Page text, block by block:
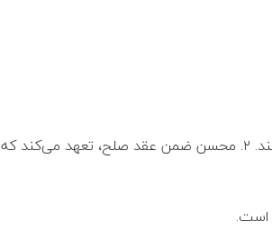
۱. ضمن عقد بیع، بایع ملتزم شده است که مشتری را وکیل خود برای قبض عین مرهونه کند. ۲. محسن ضمن عقد صلح، تعهد می‌کند که